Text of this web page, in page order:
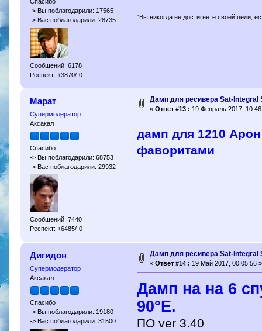
Спасибо
-> Вы поблагодарили: 17565
-> Вас поблагодарили: 28735
Сообщений: 6178
Респект: +3870/-0
"Вы никогда не достигнете своей цели,
Марат
Супермодератор
Аксакал
Спасибо
-> Вы поблагодарили: 68753
-> Вас поблагодарили: 29932
Сообщений: 7440
Респект: +6485/-0
Дамп для ресивера Sat-Integral
« Ответ #13 : 19 Февраль 2017,
дамп для 1210
фаворитами
Дигидон
Супермодератор
Аксакал
Спасибо
-> Вы поблагодарили: 19180
-> Вас поблагодарили: 31500
Дамп для ресивера Sat-Integral
« Ответ #14 : 19 Май 2017, 00:05:56 »
Дамп на на 6
90°E.
ПО ver 3.40